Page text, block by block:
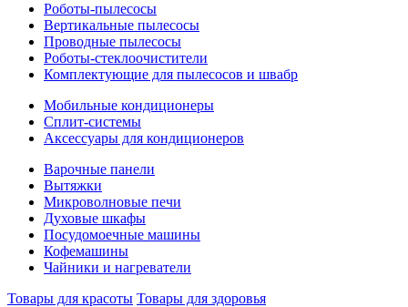
Роботы-пылесосы
Вертикальные пылесосы
Проводные пылесосы
Роботы-стеклоочистители
Комплектующие для пылесосов и швабр
Мобильные кондиционеры
Сплит-системы
Аксессуары для кондиционеров
Варочные панели
Вытяжки
Микроволновые печи
Духовые шкафы
Посудомоечные машины
Кофемашины
Чайники и нагреватели
Товары для красоты Товары для здоровья